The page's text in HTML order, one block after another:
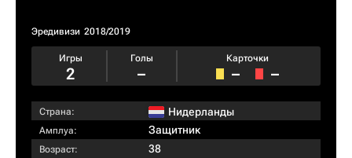
Эредивизи 2018/2019
Игры
2
Голы
–
Карточки
– –
Страна: Нидерланды
Амплуа: Защитник
Возраст: 38